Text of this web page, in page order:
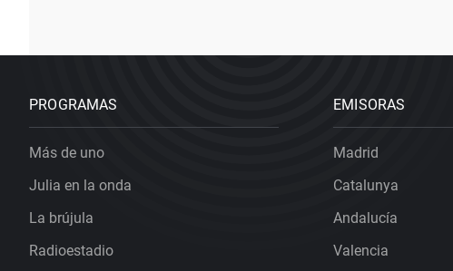
PROGRAMAS
Más de uno
Julia en la onda
La brújula
Radioestadio
EMISORAS
Madrid
Catalunya
Andalucía
Valencia